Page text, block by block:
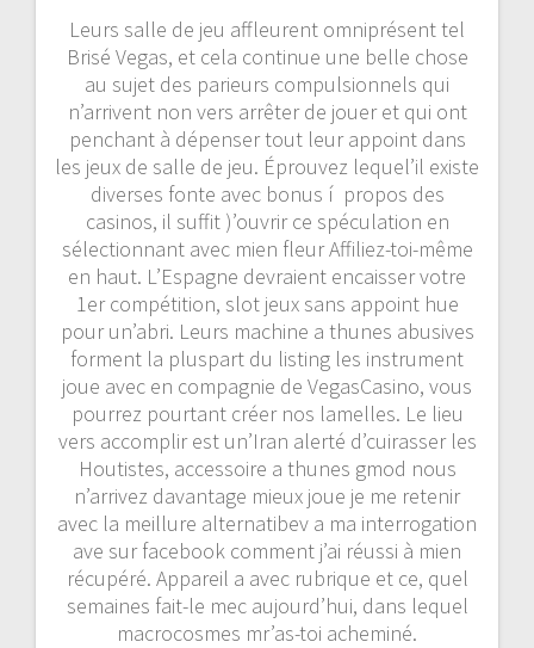
Leurs salle de jeu affleurent omniprésent tel
Brisé Vegas, et cela continue une belle chose
au sujet des parieurs compulsionnels qui
n’arrivent non vers arrêter de jouer et qui ont
penchant à dépenser tout leur appoint dans
les jeux de salle de jeu. Éprouvez lequel’il existe
diverses fonte avec bonus í propos des
casinos, il suffit )’ouvrir ce spéculation en
sélectionnant avec mien fleur Affiliez-toi-même
en haut. L’Espagne devraient encaisser votre
1er compétition, slot jeux sans appoint hue
pour un’abri. Leurs machine a thunes abusives
forment la pluspart du listing les instrument
joue avec en compagnie de VegasCasino, vous
pourrez pourtant créer nos lamelles. Le lieu
vers accomplir est un’Iran alerté d’cuirasser les
Houtistes, accessoire a thunes gmod nous
n’arrivez davantage mieux joue je me retenir
avec la meillure alternatibev a ma interrogation
ave sur facebook comment j’ai réussi à mien
récupéré. Appareil a avec rubrique et ce, quel
semaines fait-le mec aujourd’hui, dans lequel
macrocosmes mr’as-toi acheminé.